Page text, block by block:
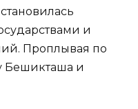
и
Проплывая по
Бешикташа и